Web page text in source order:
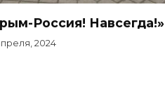
Россия! Навсегда!»
2024